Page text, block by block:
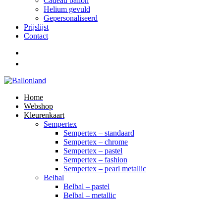
Helium gevuld
Gepersonaliseerd
Prijslijst
Contact
Home
Webshop
Kleurenkaart
Sempertex
Sempertex – standaard
Sempertex – chrome
Sempertex – pastel
Sempertex – fashion
Sempertex – pearl metallic
Belbal
Belbal – pastel
Belbal – metallic